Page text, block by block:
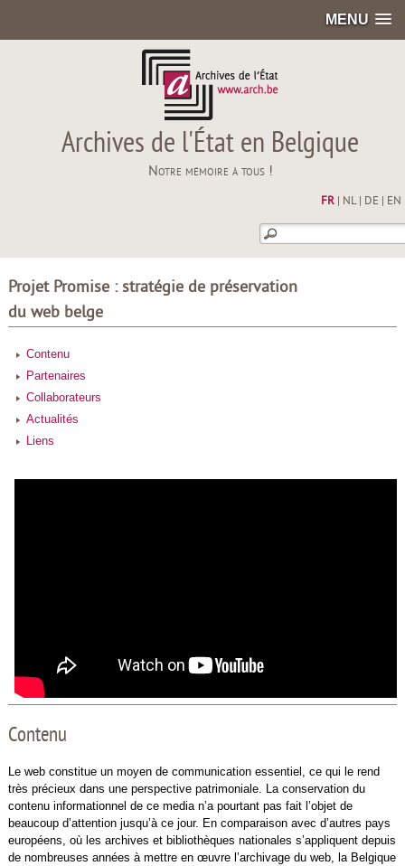
MENU
Archives de l'État en Belgique
Notre mémoire à tous !
FR| NL| DE EN
Projet Promise : stratégie de préservation
du web belge
Contenu
Partenaires
Collaborateurs
Actualités
Liens
Contenu
Le web constitue un moyen de communication essentiel, ce qui le rend
très précieux dans une perspective patrimoniale. La conservation du
contenu informationnel de ce media n’a pourtant pas fait l’objet de
beaucoup d’attention jusqu’à ce jour. En comparaison avec d’autres pays
européens, où les archives et bibliothèques nationales s’appliquent depuis
de nombreuses années à mettre en œuvre l’archivage du web, la Belgique